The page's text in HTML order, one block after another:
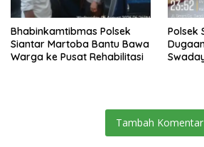
Bhabinkamtibmas Polsek
Siantar Martoba Bantu Bawa
Warga ke Pusat Rehabilitasi
Polsek
Tambah Komentar